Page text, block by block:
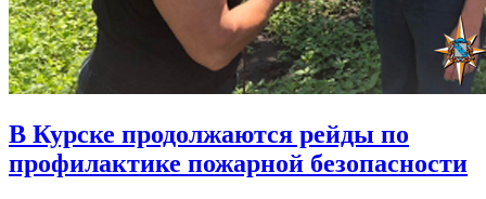
В Курске продолжаются рейды по
профилактике пожарной безопасности